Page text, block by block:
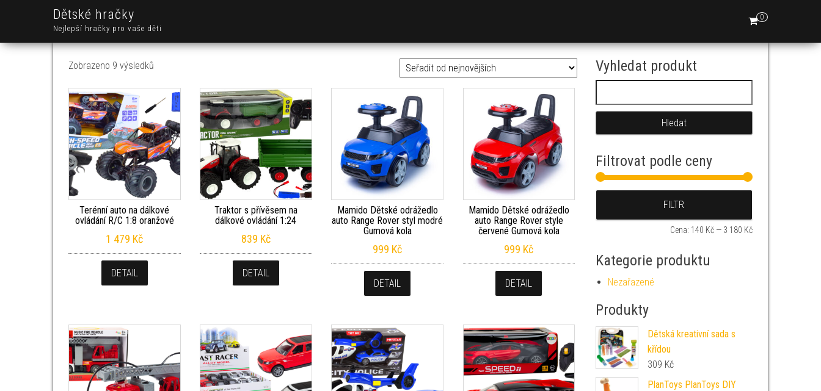
Dětské hračky
Nejlepší hračky pro vaše děti
0
Zobrazeno 9 výsledků
Terénní auto na dálkové
ovládání R/C 1:8 oranžové
1 479 Kč
DETAIL
Traktor s přívěsem na
dálkové ovládání 1:24
839 Kč
DETAIL
Mamido Dětské odrážedlo
auto Range Rover styl modré
Gumová kola
999 Kč
DETAIL
Mamido Dětské odrážedlo
auto Range Rover style
červené Gumová kola
999 Kč
DETAIL
Vyhledat produkt
Filtrovat podle ceny
FILTR
Cena: 140 Kč — 3 180 Kč
Kategorie produktu
Nezařazené
Produkty
Dětská kreativní sada s
křídou
309 Kč
PlanToys PlanToys DIY